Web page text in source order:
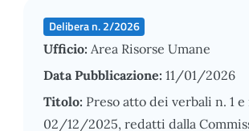
Delibera n. 2/2026
Ufficio: Area Risorse Umane
Data Pubblicazione: 11/01/2026
Titolo: Preso atto dei verbali n. 1 e
02/12/2025, redatti dalla